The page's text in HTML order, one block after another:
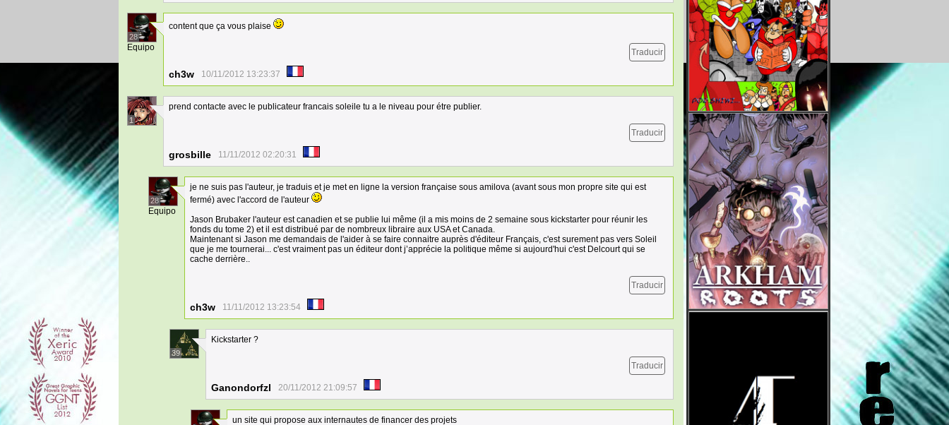
28
Equipo
content que ça vous plaise
Traducir
ch3w 10/11/2012 13:23:37
1
prend contacte avec le publicateur francais soleile tu a le niveau pour étre publier.
Traducir
grosbille 11/11/2012 02:20:31
28
Equipo
je ne suis pas l'auteur, je traduis et je met en ligne la version française sous amilova (avant sous mon propre site qui est
fermé) avec l'accord de l'auteur
Jason Brubaker l'auteur est canadien et se publie lui même (il a mis moins de 2 semaine sous kickstarter pour réunir les
fonds du tome 2) et il est distribué par de nombreux libraire aux USA et Canada.
Maintenant si Jason me demandais de l'aider à se faire connaitre auprès d'éditeur Français, c'est surement pas vers Soleil
que je me tournerai... c'est vraiment pas un éditeur dont j’apprécie la politique même si aujourd'hui c'est Delcourt qui se
cache derrière..
Traducir
ch3w 11/11/2012 13:23:54
39
Kickstarter ?
Traducir
Ganondorfzl 20/11/2012 21:09:57
un site qui propose aux internautes de financer des projets